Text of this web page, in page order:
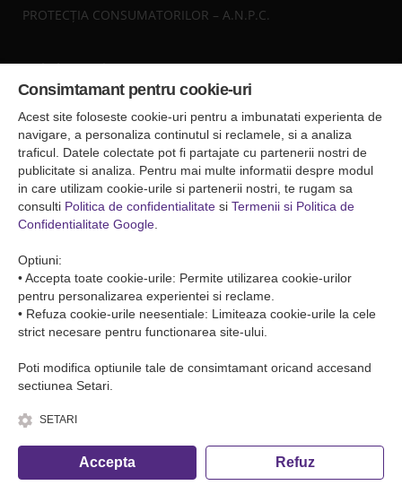
Fa o rezervare telefonica
PROTECȚIA CONSUMATORILOR – A.N.P.C.
Sediul central
Falticeni ( Autogara Romfour )
str. Plutonier Ghiniţă nr.8, Fălticeni, judeţul Suceava
0040374557200
Condiții de Transport
Condițiile de transport colete
Condițiile de transport persone
© Copyright 2026 Romfour-Tur S.R.L. J22/2961/2018
Consimtamant pentru cookie-uri
Acest site foloseste cookie-uri pentru a imbunatati experienta de
navigare, a personaliza continutul si reclamele, si a analiza
traficul. Datele colectate pot fi partajate cu partenerii nostri de
publicitate si analiza. Pentru mai multe informatii despre modul
in care utilizam cookie-urile si partenerii nostri, te rugam sa
consulti Politica de confidentialitate si Termenii si Politica de
Confidentialitate Google
Optiuni:
• Accepta toate cookie-urile: Permite utilizarea cookie-urilor
pentru personalizarea experientei si reclame.
• Refuza cookie-urile neesentiale: Limiteaza cookie-urile la cele
strict necesare pentru functionarea site-ului.
Poti modifica optiunile tale de consimtamant oricand accesand
sectiunea Setari.
SETARI
Accepta Refuz